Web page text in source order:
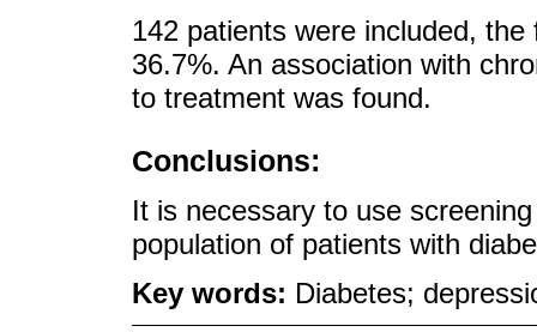
142 patients were included,
36.7%. An association with
to treatment was found.
Conclusions:
It is necessary to use
population of patients with
Key words: Diabetes;